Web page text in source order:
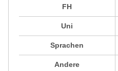
FH
Uni
Sprachen
Andere